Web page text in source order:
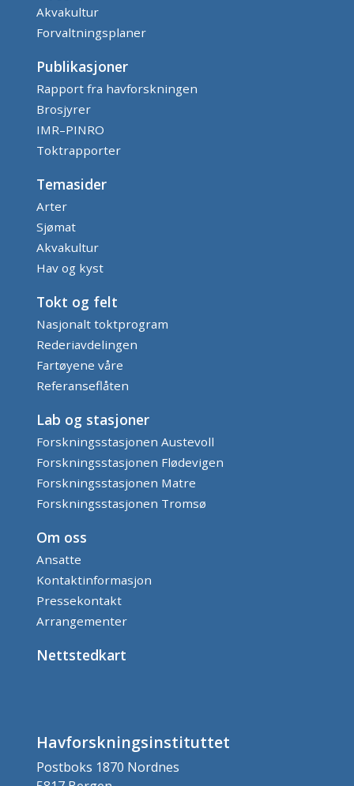
Akvakultur
Forvaltningsplaner
Publikasjoner
Rapport fra havforskningen
Brosjyrer
IMR–PINRO
Toktrapporter
Temasider
Arter
Sjømat
Akvakultur
Hav og kyst
Tokt og felt
Nasjonalt toktprogram
Rederiavdelingen
Fartøyene våre
Referanseflåten
Lab og stasjoner
Forskningsstasjonen Austevoll
Forskningsstasjonen Flødevigen
Forskningsstasjonen Matre
Forskningsstasjonen Tromsø
Om oss
Ansatte
Kontaktinformasjon
Pressekontakt
Arrangementer
Nettstedkart
Havforskningsinstituttet
Postboks 1870 Nordnes